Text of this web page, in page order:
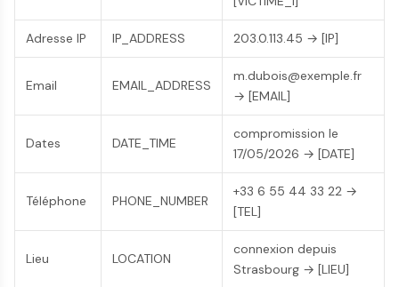
Adresse IP IP_ADDRESS 203.0.113.45 → [IP]
Email EMAIL_ADDRESS
m.dubois@exemple.fr
→ [EMAIL]
Dates DATE_TIME
compromission le
17/05/2026 → [DATE]
Téléphone PHONE_NUMBER
+33 6 55 44 33 22 →
[TEL]
Lieu LOCATION
connexion depuis
Strasbourg → [LIEU]